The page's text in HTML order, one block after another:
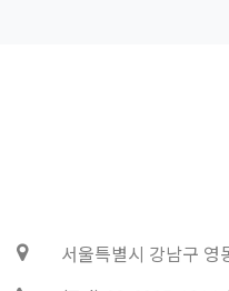
서울특별시 강남구